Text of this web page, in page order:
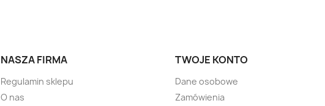
NASZA FIRMA
Regulamin sklepu
O nas
TWOJE KONTO
Dane osobowe
Zamówienia